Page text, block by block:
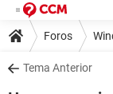
Foros
Tema Anterior